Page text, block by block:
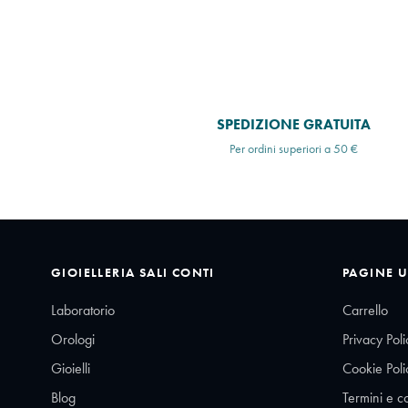
SPEDIZIONE GRATUITA
Per ordini superiori a 50 €
GIOIELLERIA SALI CONTI
Laboratorio
Orologi
Gioielli
Blog
PAGINE
Carrello
Privacy
Cookie
Termini e